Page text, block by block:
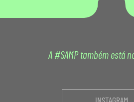
A #SAMP também está